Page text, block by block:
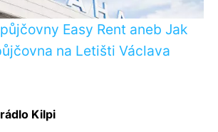
Easy Rent aneb Jak
na Letišti Václava
Kilpi